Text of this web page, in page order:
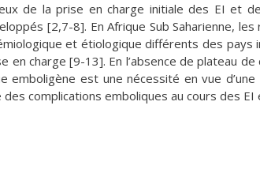
de la prise en charge initiale des EI et
[2,7-8]. En Afrique Sub Saharienne,
et étiologique différents des pays
charge [9-13]. En l’absence de plateau de
emboligène est une nécessité en vue
complications emboliques au cours des